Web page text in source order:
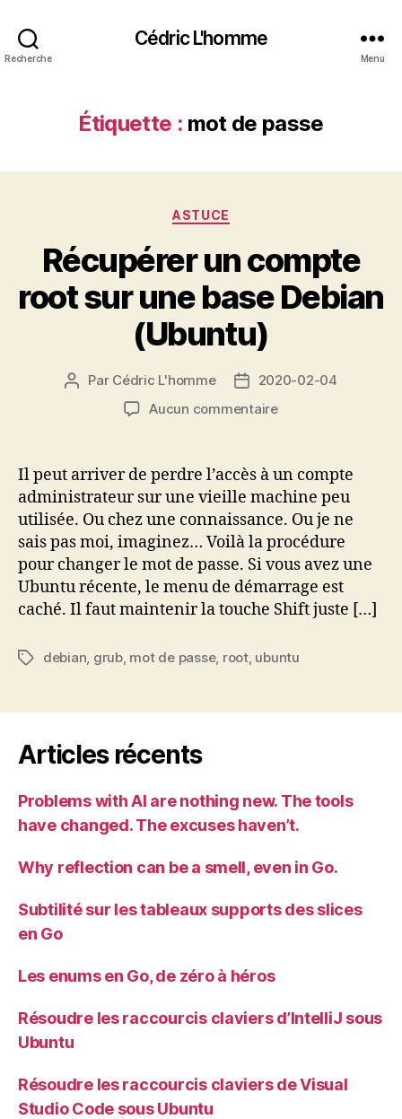
Recherche
Cédric L'homme
Menu
Étiquette : mot de passe
Catégories
ASTUCE
Récupérer un compte
root sur une base Debian
(Ubuntu)
Auteur
Par Cédric L'homme
Date2020-02-04
Aucun commentairesur
root
sur
une
base
Debian
(Ubuntu)
Il peut arriver de perdre l’accès à un compte
administrateur sur une vieille machine peu
utilisée. Ou chez une connaissance. Ou je ne
sais pas moi, imaginez… Voilà la procédure
pour changer le mot de passe. Si vous avez une
Ubuntu récente, le menu de démarrage est
caché. Il faut maintenir la touche Shift juste […]
Étiquettes
debian grub, mot de passe, root, ubuntu
Articles récents
Problems with AI are nothing new. The tools
have changed. The excuses haven’t.
Why reflection can be a smell, even in Go.
Subtilité sur les tableaux supports des slices
en Go
Les enums en Go, de zéro à héros
Résoudre les raccourcis claviers d’IntelliJ sous
Ubuntu
Résoudre les raccourcis claviers de Visual
Studio Code sous Ubuntu